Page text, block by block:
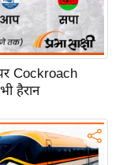
Cockroach
हैरान